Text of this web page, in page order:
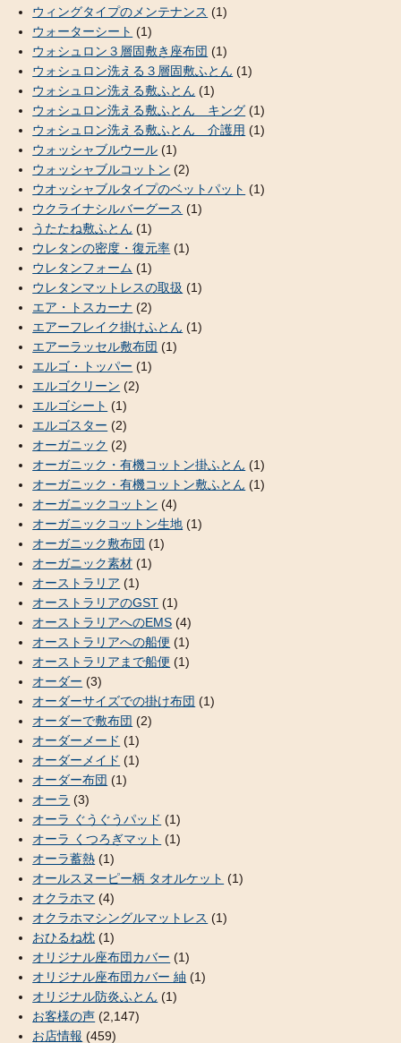
ウィングタイプのメンテナンス (1)
ウォーターシート (1)
ウォシュロン３層固敷き座布団 (1)
ウォシュロン洗える３層固敷ふとん (1)
ウォシュロン洗える敷ふとん (1)
ウォシュロン洗える敷ふとん キング (1)
ウォシュロン洗える敷ふとん 介護用 (1)
ウォッシャブルウール (1)
ウォッシャブルコットン (2)
ウオッシャブルタイプのベットパット (1)
ウクライナシルバーグース (1)
うたたね敷ふとん (1)
ウレタンの密度・復元率 (1)
ウレタンフォーム (1)
ウレタンマットレスの取扱 (1)
エア・トスカーナ (2)
エアーフレイク掛けふとん (1)
エアーラッセル敷布団 (1)
エルゴ・トッパー (1)
エルゴクリーン (2)
エルゴシート (1)
エルゴスター (2)
オーガニック (2)
オーガニック・有機コットン掛ふとん (1)
オーガニック・有機コットン敷ふとん (1)
オーガニックコットン (4)
オーガニックコットン生地 (1)
オーガニック敷布団 (1)
オーガニック素材 (1)
オーストラリア (1)
オーストラリアのGST (1)
オーストラリアへのEMS (4)
オーストラリアへの船便 (1)
オーストラリアまで船便 (1)
オーダー (3)
オーダーサイズでの掛け布団 (1)
オーダーで敷布団 (2)
オーダーメード (1)
オーダーメイド (1)
オーダー布団 (1)
オーラ (3)
オーラ ぐうぐうパッド (1)
オーラ くつろぎマット (1)
オーラ蓄熱 (1)
オールスヌーピー柄 タオルケット (1)
オクラホマ (4)
オクラホマシングルマットレス (1)
おひるね枕 (1)
オリジナル座布団カバー (1)
オリジナル座布団カバー 紬 (1)
オリジナル防炎ふとん (1)
お客様の声 (2,147)
お店情報 (459)